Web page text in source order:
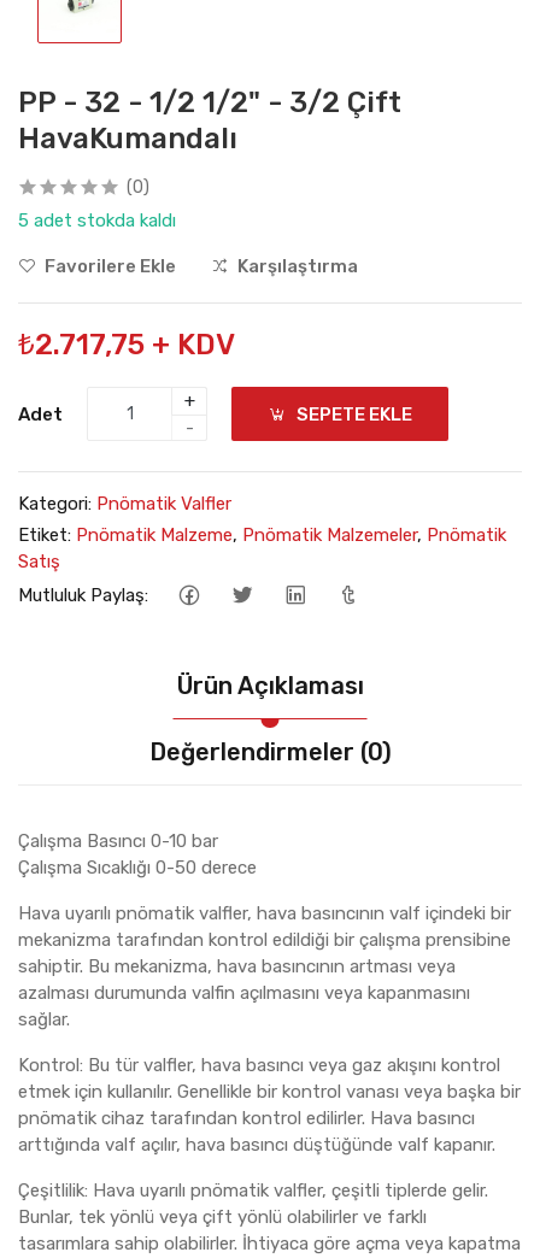
PP - 32 - 1/2 1/2" - 3/2 Çift
HavaKumandalı
(0)
5 adet stokda kaldı
Favorilere Ekle Karşılaştırma
₺2.717,75 + KDV
Adet
+
-
SEPETE EKLE
Kategori: Pnömatik Valfler
Etiket: Pnömatik Malzeme, Pnömatik Malzemeler, Pnömatik
Satış
Mutluluk Paylaş:
Ürün Açıklaması
Değerlendirmeler (0)
Çalışma Basıncı 0-10 bar
Çalışma Sıcaklığı 0-50 derece
Hava uyarılı pnömatik valfler, hava basıncının valf içindeki bir
mekanizma tarafından kontrol edildiği bir çalışma prensibine
sahiptir. Bu mekanizma, hava basıncının artması veya
azalması durumunda valfin açılmasını veya kapanmasını
sağlar.
Kontrol: Bu tür valfler, hava basıncı veya gaz akışını kontrol
etmek için kullanılır. Genellikle bir kontrol vanası veya başka bir
pnömatik cihaz tarafından kontrol edilirler. Hava basıncı
arttığında valf açılır, hava basıncı düştüğünde valf kapanır.
Çeşitlilik: Hava uyarılı pnömatik valfler, çeşitli tiplerde gelir.
Bunlar, tek yönlü veya çift yönlü olabilirler ve farklı
tasarımlara sahip olabilirler. İhtiyaca göre açma veya kapatma